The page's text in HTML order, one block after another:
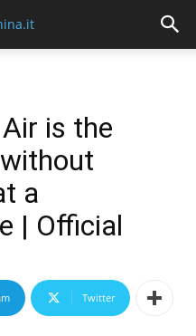
is the
a
| Official
Twitter